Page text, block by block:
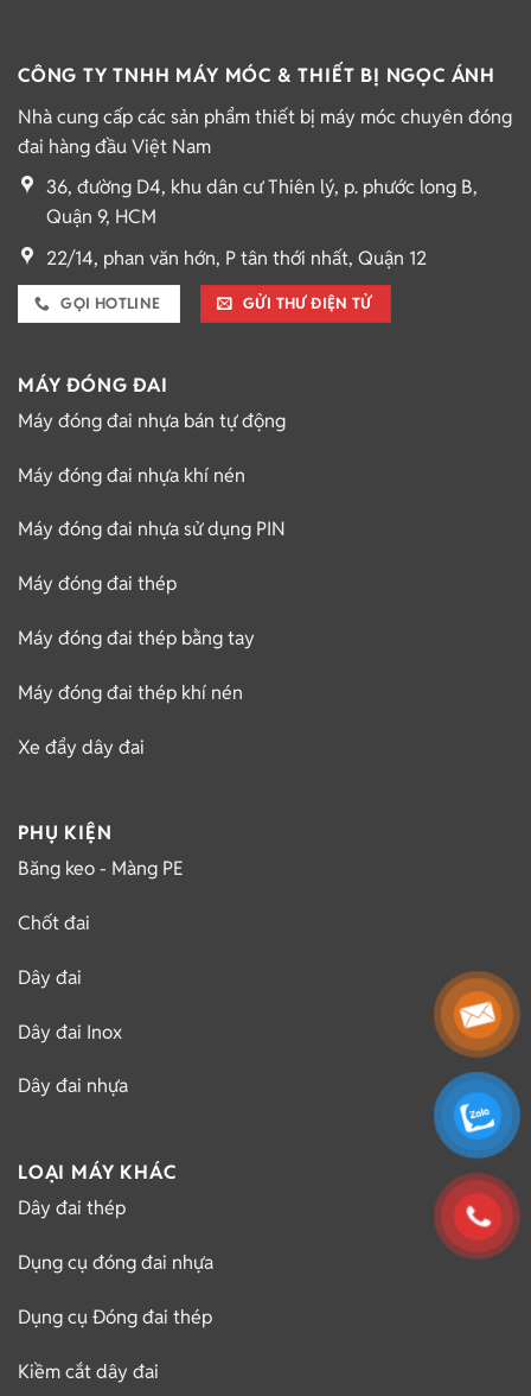
CÔNG TY TNHH MÁY MÓC & THIẾT BỊ NGỌC ÁNH
Nhà cung cấp các sản phẩm thiết bị máy móc chuyên đóng
đai hàng đầu Việt Nam
36, đường D4, khu dân cư Thiên lý, p. phước long B,
Quận 9, HCM
22/14, phan văn hớn, P tân thới nhất, Quận 12
GỌI HOTLINE GỬI THƯ ĐIỆN TỬ
MÁY ĐÓNG ĐAI
Máy đóng đai nhựa bán tự động
Máy đóng đai nhựa khí nén
Máy đóng đai nhựa sử dụng PIN
Máy đóng đai thép
Máy đóng đai thép bằng tay
Máy đóng đai thép khí nén
Xe đẩy dây đai
PHỤ KIỆN
Băng keo - Màng PE
Chốt đai
Dây đai
Dây đai Inox
Dây đai nhựa
LOẠI MÁY KHÁC
Dây đai thép
Dụng cụ đóng đai nhựa
Dụng cụ Đóng đai thép
Kiềm cắt dây đai